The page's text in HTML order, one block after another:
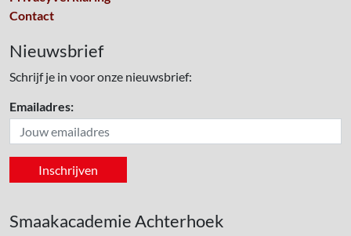
Contact
Nieuwsbrief
Schrijf je in voor onze nieuwsbrief:
Emailadres:
Smaakacademie Achterhoek